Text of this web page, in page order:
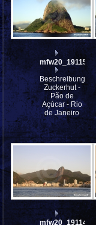
mfw20_191155
Beschreibung:
Zuckerhut -
Pão de
Açúcar - Rio
de Janeiro
mfw20_191143